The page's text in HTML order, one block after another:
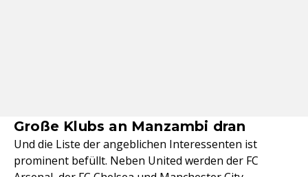
Große Klubs an Manzambi dran
Und die Liste der angeblichen Interessenten ist
prominent befüllt. Neben United werden der FC